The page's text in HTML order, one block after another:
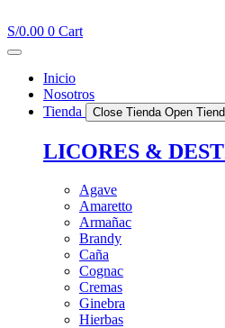
al
contenido
S/0.00 0 Cart
Inicio
Nosotros
Tienda
Close Tienda Open
LICORES &
Agave
Amaretto
Armañac
Brandy
Caña
Cognac
Cremas
Ginebra
Hierbas